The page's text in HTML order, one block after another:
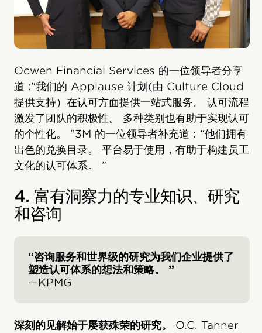
Ocwen Financial Services 的一位领导者分享
道 :"我们的 Applause 计划(由 Culture Cloud
提供支持）在认可方面提供一站式服务。 认可流程
激发了团队的积极性。 多种类别也有助于实现认可
的个性化。 ”3M 的一位领导者补充道：“他们拥有
出色的兑换目录。 平台易于使用，有助于构建员工
文化的认可体系。 ”
4. 富有洞察力的专业知识、研究
和咨询
“咨询服务和世界级的研究为我们企业提供了
塑造认可体系的想法和策略。 ”
—KPMG
深刻的见解始于屡获殊荣的研究。 O.C. Tanner